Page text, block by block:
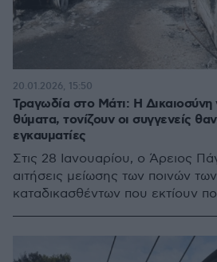
Τραγωδία στο Μάτι: Η Δικαιοσύνη
θύματα, τονίζουν οι συγγενείς
εγκαυματίες
Στις 28 Ιανουαρίου, ο Άρειος
αιτήσεις μείωσης των ποινών
καταδικασθέντων που εκτίουν
20.01.2026, 15:50